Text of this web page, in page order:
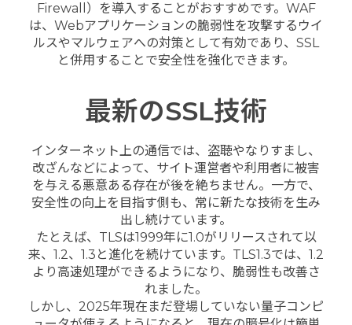
Firewall）を導入することがおすすめです。WAF
は、Webアプリケーションの脆弱性を攻撃するウイ
ルスやマルウェアへの対策として有効であり、SSL
と併用することで安全性を強化できます。
最新のSSL技術
インターネット上の通信では、盗聴やなりすまし、
改ざんなどによって、サイト運営者や利用者に被害
を与える悪意ある存在が後を絶ちません。一方で、
安全性の向上を目指す側も、常に新たな技術を生み
出し続けています。
たとえば、TLSは1999年に1.0がリリースされて以
来、1.2、1.3と進化を続けています。TLS1.3では、1.2
より高速処理ができるようになり、脆弱性も改善さ
れました。
しかし、2025年現在まだ登場していない量子コンピ